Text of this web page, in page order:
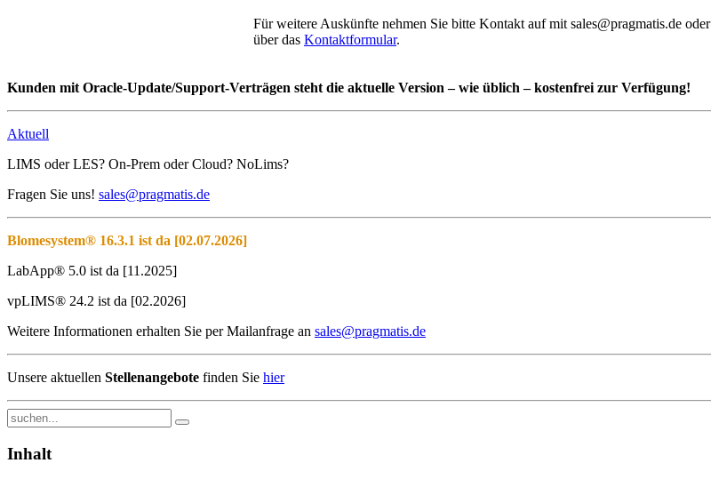
Für weitere Auskünfte nehmen Sie bitte Kontakt auf mit sales@pragmatis.de oder
über das Kontaktformular.
Kunden mit Oracle-Update/Support-Verträgen steht die aktuelle Version – wie üblich – kostenfrei zur Verfügung!
Aktuell
LIMS oder LES? On-Prem oder Cloud? NoLims?
Fragen Sie uns! sales@pragmatis.de
Blomesystem® 16.3.1 ist da [02.07.2026]
LabApp® 5.0 ist da [11.2025]
vpLIMS® 24.2 ist da [02.2026]
Weitere Informationen erhalten Sie per Mailanfrage an sales@pragmatis.de
Unsere aktuellen Stellenangebote finden Sie hier
Inhalt